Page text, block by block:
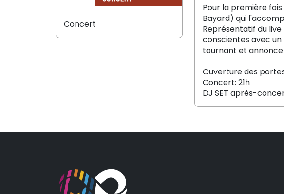
Pour la première
Bayard) qui
Représentatif du live
conscientes avec
tournant et annonce
Ouverture des
Concert: 21h
DJ SET après-
Concert